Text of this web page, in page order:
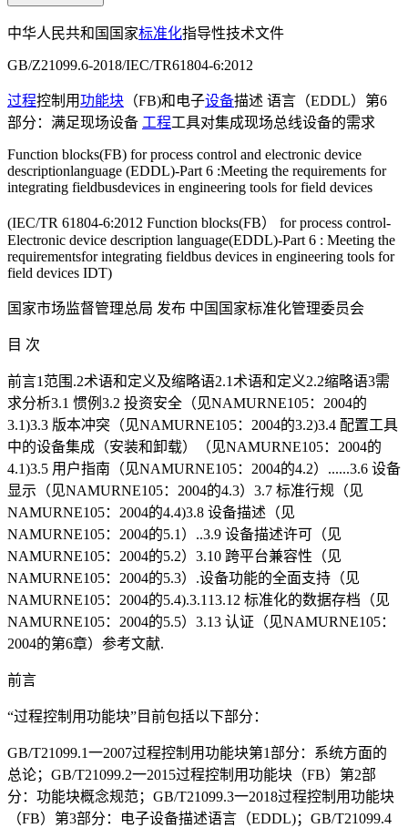
中华人民共和国国家标准化指导性技术文件
GB/Z21099.6-2018/IEC/TR61804-6:2012
过程控制用功能块 （FB)和电子设备描述 语言（EDDL）第6
部分：满足现场设备 工程工具对集成现场总线设备的需求
Function blocks(FB) for process control and electronic device
descriptionlanguage (EDDL)-Part 6 :Meeting the requirements for
integrating fieldbusdevices in engineering tools for field devices
(IEC/TR 61804-6:2012 Function blocks(FB） for process control-
Electronic device description language(EDDL)-Part 6 : Meeting the
requirementsfor integrating fieldbus devices in engineering tools for
field devices IDT)
国家市场监督管理总局 发布 中国国家标准化管理委员会
目 次
前言1范围.2术语和定义及缩略语2.1术语和定义2.2缩略语3需
求分析3.1 惯例3.2 投资安全（见NAMURNE105：2004的
3.1)3.3 版本冲突（见NAMURNE105：2004的3.2)3.4 配置工具
中的设备集成（安装和卸载）（见NAMURNE105：2004的
4.1)3.5 用户指南（见NAMURNE105：2004的4.2）......3.6 设备
显示（见NAMURNE105：2004的4.3）3.7 标准行规（见
NAMURNE105：2004的4.4)3.8 设备描述（见
NAMURNE105：2004的5.1）..3.9 设备描述许可（见
NAMURNE105：2004的5.2）3.10 跨平台兼容性（见
NAMURNE105：2004的5.3）.设备功能的全面支持（见
NAMURNE105：2004的5.4).3.113.12 标准化的数据存档（见
NAMURNE105：2004的5.5）3.13 认证（见NAMURNE105：
2004的第6章）参考文献.
前言
“过程控制用功能块”目前包括以下部分：
GB/T21099.1一2007过程控制用功能块第1部分：系统方面的
总论；GB/T21099.2一2015过程控制用功能块（FB）第2部
分：功能块概念规范；GB/T21099.3一2018过程控制用功能块
（FB）第3部分：电子设备描述语言（EDDL)；GB/T21099.4